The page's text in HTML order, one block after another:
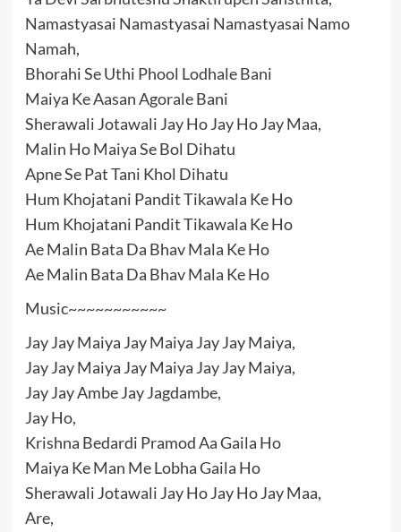
Namastyasai Namastyasai Namastyasai Namo
Namah,
Bhorahi Se Uthi Phool Lodhale Bani
Maiya Ke Aasan Agorale Bani
Sherawali Jotawali Jay Ho Jay Ho Jay Maa,
Malin Ho Maiya Se Bol Dihatu
Apne Se Pat Tani Khol Dihatu
Hum Khojatani Pandit Tikawala Ke Ho
Hum Khojatani Pandit Tikawala Ke Ho
Ae Malin Bata Da Bhav Mala Ke Ho
Ae Malin Bata Da Bhav Mala Ke Ho
Music~~~~~~~~~~~
Jay Jay Maiya Jay Maiya Jay Jay Maiya,
Jay Jay Maiya Jay Maiya Jay Jay Maiya,
Jay Jay Ambe Jay Jagdambe,
Jay Ho,
Krishna Bedardi Pramod Aa Gaila Ho
Maiya Ke Man Me Lobha Gaila Ho
Sherawali Jotawali Jay Ho Jay Ho Jay Maa,
Are,